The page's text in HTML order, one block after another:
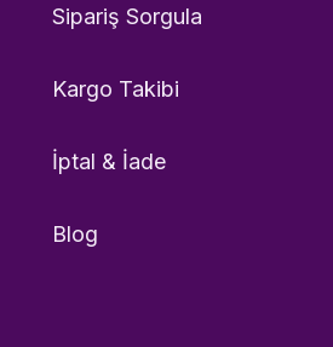
Sipariş Sorgula
Kargo Takibi
İptal & İade
Blog